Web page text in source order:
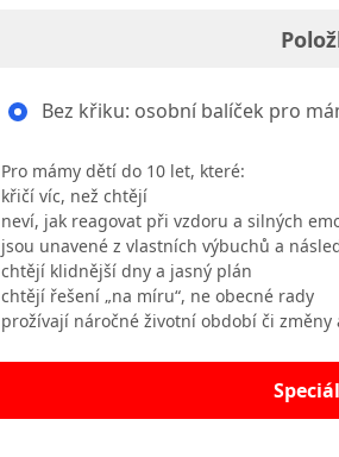
Bez křiku: osobní balíček pro
Pro mámy dětí do 10 let, které:
křičí víc, než chtějí
neví, jak reagovat při vzdoru a silných
jsou unavené z vlastních výbuchů a
chtějí klidnější dny a jasný plán
chtějí řešení „na míru“, ne obecné rady
prožívají náročné životní období či